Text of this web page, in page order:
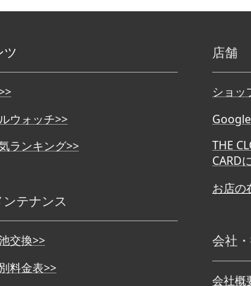
ツ
ウォッチ>>
ランキング>>
テナンス
交換>>
料金表>>
店舗
ショッ
THE
CARD
お店の
会社
会社概